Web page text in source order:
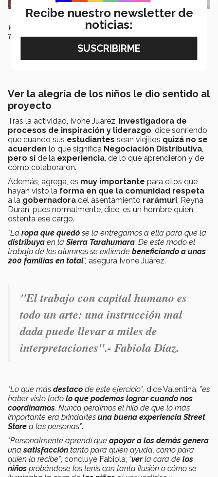
Visitante selecciona ropa en la Street Store montada por estudiantes del
Tec Chihuahua. Foto: Cortesía.
Ver la alegría de los niños le dio sentido al
proyecto
Tras la actividad, Ivone Juárez, investigadora de
procesos de inspiración y liderazgo , dice sonriendo
que cuando sus estudiantes sean viejitos quizá no se
acuerden lo que significa Negociación Distributiva
pero sí de la experiencia , de lo que aprendieron y de
cómo colaboraron.
Además, agrega, es muy importante para ellos que
hayan visto la forma en que la comunidad respeta
a la gobernadora del asentamiento rarámuri , Reyna
Durán, pues normalmente, dice, es un hombre quien
ostenta ese cargo.
"La ropa que quedóse la entregamos a ella para que la
distribuya en laSierra Tarahumara. De este modo el
trabajo de los alumnos se extiende beneficiando a unas
200 familias en total", asegura Ivone Juárez.
"El trabajo con capital humano es
todo un arte: una instrucción mal
dada puede llevar a miles de
interpretaciones".- Fabiola Díaz.
"Lo que más destaco de este ejercicio" , dice Valentina, "es
haber visto todo lo que podemos lograr cuando nos
coordinamos. Nunca perdimos el hilo de que lo más
importante era brindarles una buena experiencia Street
Store a las personas".
"Personalmente aprendí que apoyar a los demás genera
unasatisfacción tanto para quien ayuda, como para
quien la recibe" , concluye Fabiola, "verla cara de los
niños probándose los tenis con tanta ilusión o cómo se
Recibe nuestro newsletter de
noticias: